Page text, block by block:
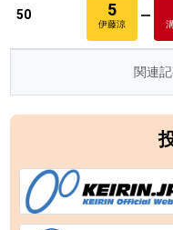
50 5
伊藤涼
関連